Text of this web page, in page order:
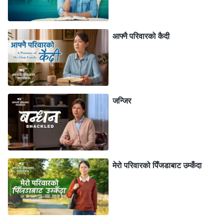
त प्रभुको इच्छा होइन। हरेक भेलामा म सर्वशक्तिमान परमेश्‍वरका
मण्डलीका सदस्यहरूसँग-सँगै थिएँ, तिनीहरूको सङ्गति अन्तर्दृष्टिपूर्ण
र बाइबलअनुरूप थियो र परमेश्‍वरको इच्छाको बारेमा तिनीहरूले
व्याख्या स्पष्ट थियो। मैले थोरै भेलाहरूबाट नै पहिले कहिल्यै थाहा
नपाएका धेरै सत्यता बुझेको थिएँ अनि मलाई परमेश्‍वरसँग नजिक
भएको र मेरो विश्‍वास बढेको महसुस भयो। यो स्पष्ट रूपमा
परमेश्‍वरबाट आएको थियो र पवित्र आत्माको काम थियो। तर मैले
मण्डलीमा पवित्र आत्माको काम वा सत्यताको पोषण छ कि छैन भनी
हेरिनँ। मैले पाष्टरलाई बाइबलको राम्रो ज्ञान छ भन्‍ने मात्रै सोचें
त्यसैले प्रभु फर्कनुभएको छैन भन्‍ने कुरामा उनको विश्‍वास गरें।
सर्वशक्तिमान परमेश्‍वरको मण्डलीमा सत्यता र पवित्र आत्माको काम
रहेकोमा म विश्‍वस्त थिएँ तर मैले अझै त्यसमा जाँचबुझ गरिनँ। के त्यो
पाष्टरमाथिको विश्‍वास थिएन र? त्यो कसरी परमेश्‍वरमा विश्‍वास गर्नु
वा उहाँलाई पछ्याउनु थियो र? प्रभु येशू कहिले देखा पर्नुभयो र काम
आफ्‍नै परिवारको कैदी
जन्जिर
मेरो परिवारको पिँजडाबाट उम्‍कँदा